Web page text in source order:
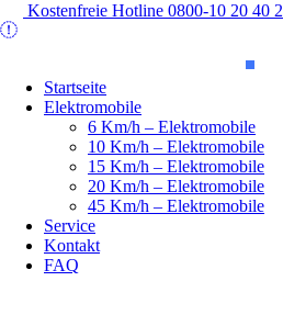
Kostenfreie Hotline 0800-10 20 40 2
Startseite
Elektromobile
6 Km/h – Elektromobile
10 Km/h – Elektromobile
15 Km/h – Elektromobile
20 Km/h – Elektromobile
45 Km/h – Elektromobile
Service
Kontakt
FAQ